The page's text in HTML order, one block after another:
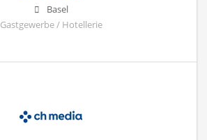
Basel
Gastgewerbe / Hotellerie